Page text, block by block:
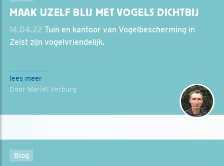
MAAK UZELF BLIJ MET VOGELS DICHTBIJ
14.04.22 Tuin en kantoor van Vogelbescherming in
Zeist zijn vogelvriendelijk.
lees meer
Door Mariël Verburg
Blog